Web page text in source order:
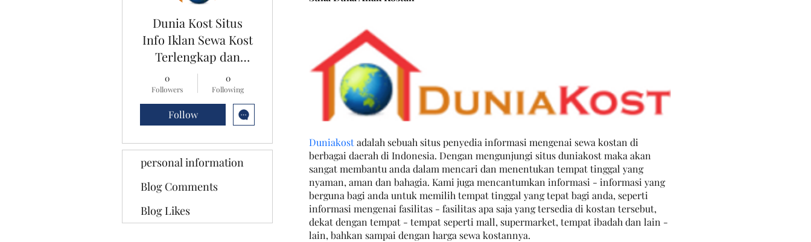
Duniakost adalah sebuah situs penyedia informasi mengenai sewa kostan di
berbagai daerah di Indonesia. Dengan mengunjungi situs duniakost maka akan
sangat membantu anda dalam mencari dan menentukan tempat tinggal yang
nyaman, aman dan bahagia. Kami juga mencantumkan informasi - informasi yang
berguna bagi anda untuk memilih tempat tinggal yang tepat bagi anda, seperti
informasi mengenai fasilitas - fasilitas apa saja yang tersedia di kostan tersebut,
dekat dengan tempat - tempat seperti mall, supermarket, tempat ibadah dan lain -
lain, bahkan sampai dengan harga sewa kostannya.
Dunia Kost Situs
Info Iklan Sewa Kost
Terlengkap dan
Terpercaya
0
Followers
0
Following
Follow
personal information
Blog Comments
Blog Likes